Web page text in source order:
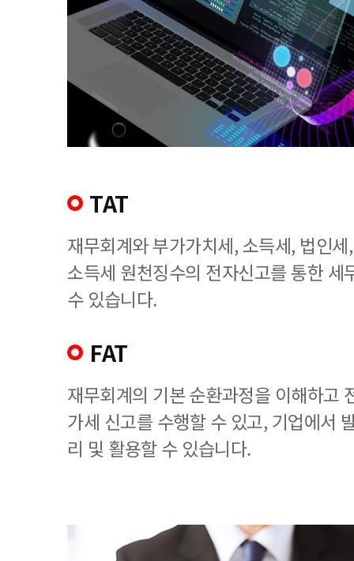
TAT
재무회계와 부가가치세, 소득세, 법인
소득세 원천징수의 전자신고를 통한 세
수 있습니다.
FAT
재무회계의 기본 순환과정을 이해하고
가세 신고를 수행할 수 있고, 기업에서
리 및 활용할 수 있습니다.